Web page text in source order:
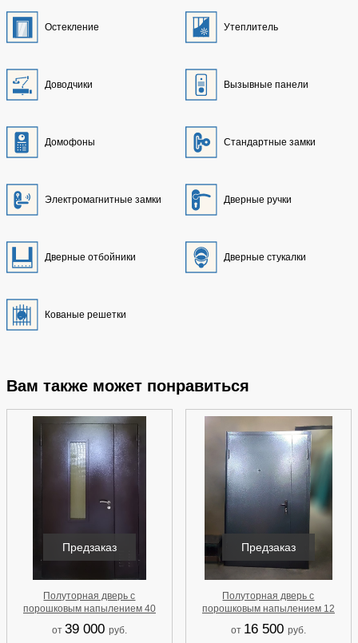
Остекление Утеплитель
Доводчики Вызывные панели
Домофоны Стандартные замки
Электромагнитные замки Дверные ручки
Дверные отбойники Дверные стукалки
Кованые решетки
Вам также может понравиться
Предзаказ
Полуторная дверь с
порошковым напылением 40
от 39 000 руб.
Предзаказ
Полуторная дверь с
порошковым напылением 12
от 16 500 руб.